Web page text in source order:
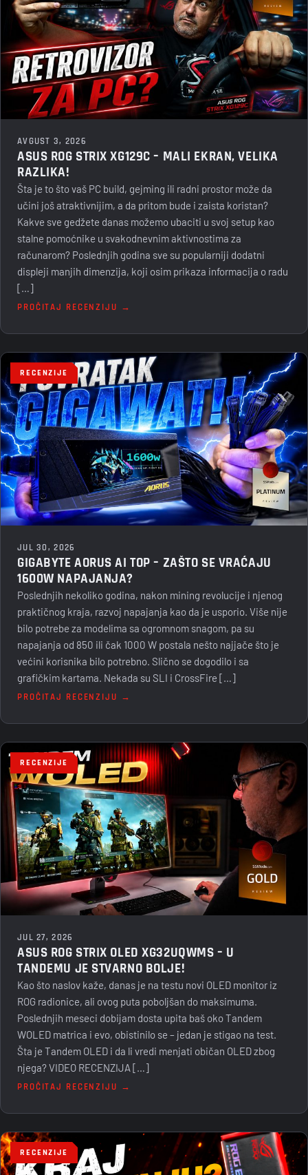
AVGUST 3, 2026
ASUS ROG STRIX XG129C – MALI EKRAN, VELIKA
RAZLIKA!
Šta je to što vaš PC build, gejming ili radni prostor može da
učini još atraktivnijim, a da pritom bude i zaista koristan?
Kakve sve gedžete danas možemo ubaciti u svoj setup kao
stalne pomoćnike u svakodnevnim aktivnostima za
računarom? Poslednjih godina sve su popularniji dodatni
displeji manjih dimenzija, koji osim prikaza informacija o radu
[…]
PROČITAJ RECENZIJU →
RECENZIJE
JUL 30, 2026
GIGABYTE AORUS AI TOP – ZAŠTO SE VRAĆAJU
1600W NAPAJANJA?
Poslednjih nekoliko godina, nakon mining revolucije i njenog
praktičnog kraja, razvoj napajanja kao da je usporio. Više nije
bilo potrebe za modelima sa ogromnom snagom, pa su
napajanja od 850 ili čak 1000 W postala nešto najjače što je
većini korisnika bilo potrebno. Slično se dogodilo i sa
grafičkim kartama. Nekada su SLI i CrossFire […]
PROČITAJ RECENZIJU →
RECENZIJE
JUL 27, 2026
ASUS ROG STRIX OLED XG32UQWMS – U
TANDEMU JE STVARNO BOLJE!
Kao što naslov kaže, danas je na testu novi OLED monitor iz
ROG radionice, ali ovog puta poboljšan do maksimuma.
Poslednjih meseci dobijam dosta upita baš oko Tandem
WOLED matrica i evo, obistinilo se – jedan je stigao na test.
Šta je Tandem OLED i da li vredi menjati običan OLED zbog
njega? VIDEO RECENZIJA […]
PROČITAJ RECENZIJU →
RECENZIJE